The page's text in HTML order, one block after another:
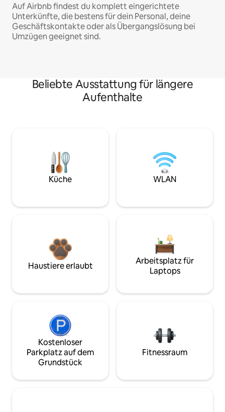
Auf Airbnb findest du komplett eingerichtete
Unterkünfte, die bestens für dein Personal, deine
Geschäftskontakte oder als Übergangslösung bei
Umzügen geeignet sind.
Beliebte Ausstattung für längere
Aufenthalte
Küche WLAN
Haustiere erlaubt
Arbeitsplatz für
Laptops
Kostenloser
Parkplatz auf dem
Grundstück
Fitnessraum